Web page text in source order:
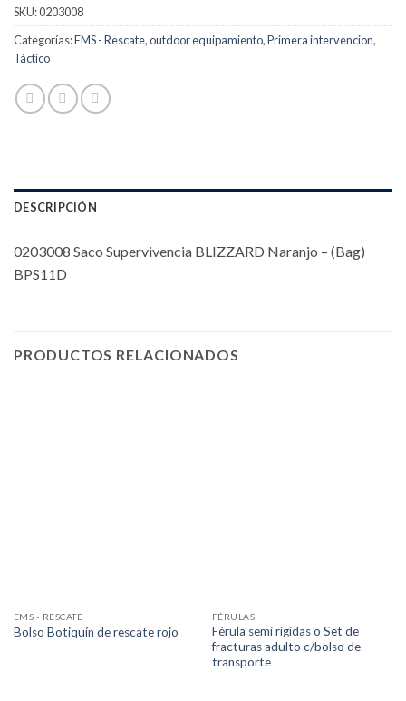
SKU:0203008
Categorías:EMS - Rescate,outdoor equipamiento,Primera intervencion,
Táctico
DESCRIPCIÓN
0203008 Saco Supervivencia BLIZZARD Naranjo – (Bag)
BPS11D
PRODUCTOS RELACIONADOS
EMS - RESCATE
Bolso Botiquín de rescate rojo
FÉRULAS
Férula semi rígidas o Set de
fracturas adulto c/bolso de
transporte